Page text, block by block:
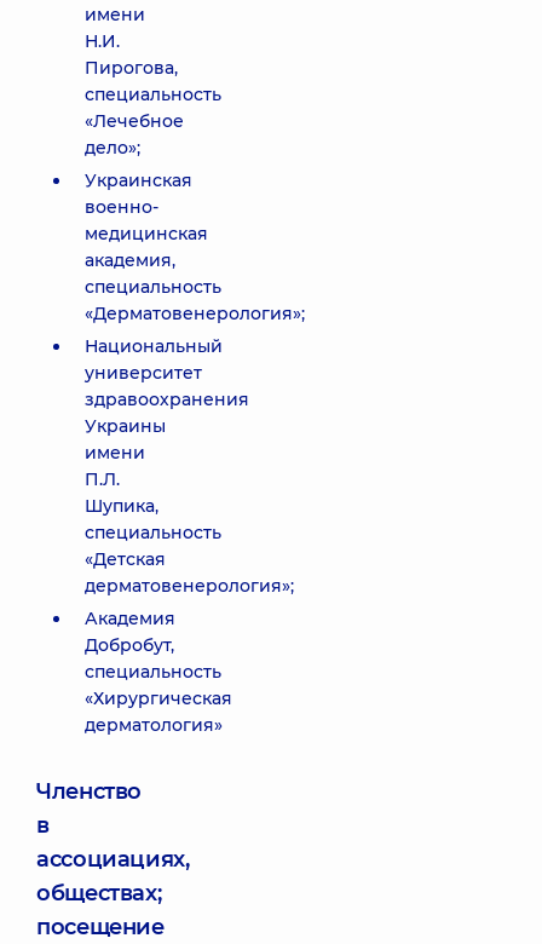
имени
Н.И.
Пирогова,
специальность
«Лечебное
дело»;
Украинская
военно-
медицинская
академия,
специальность
«Дерматовенерология»;
Национальный
университет
здравоохранения
Украины
имени
П.Л.
Шупика,
специальность
«Детская
дерматовенерология»;
Академия
Добробут,
специальность
«Хирургическая
дерматология»
Членство
в
ассоциациях,
обществах;
посещение